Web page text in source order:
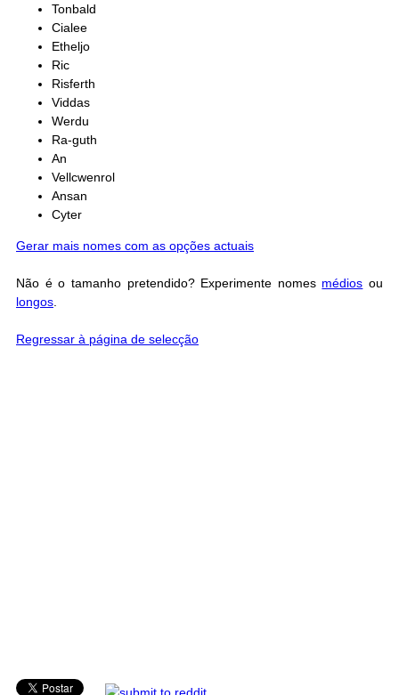
Tonbald
Cialee
Etheljo
Ric
Risferth
Viddas
Werdu
Ra-guth
An
Vellcwenrol
Ansan
Cyter
Gerar mais nomes com as opções actuais
Não é o tamanho pretendido? Experimente nomes médios ou
longos
Regressar à página de selecção